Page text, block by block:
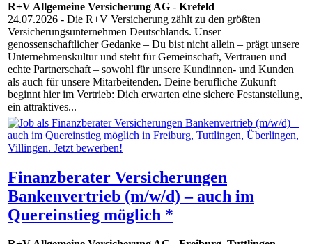
R+V Allgemeine Versicherung AG - Krefeld
24.07.2026 - Die R+V Versicherung zählt zu den größten
Versicherungsunternehmen Deutschlands. Unser
genossenschaftlicher Gedanke – Du bist nicht allein – prägt unsere
Unternehmenskultur und steht für Gemeinschaft, Vertrauen und
echte Partnerschaft – sowohl für unsere Kundinnen- und Kunden
als auch für unsere Mitarbeitenden. Deine berufliche Zukunft
beginnt hier im Vertrieb: Dich erwarten eine sichere Festanstellung,
ein attraktives...
Finanzberater Versicherungen
Bankenvertrieb (m/w/d) – auch im
Quereinstieg möglich *